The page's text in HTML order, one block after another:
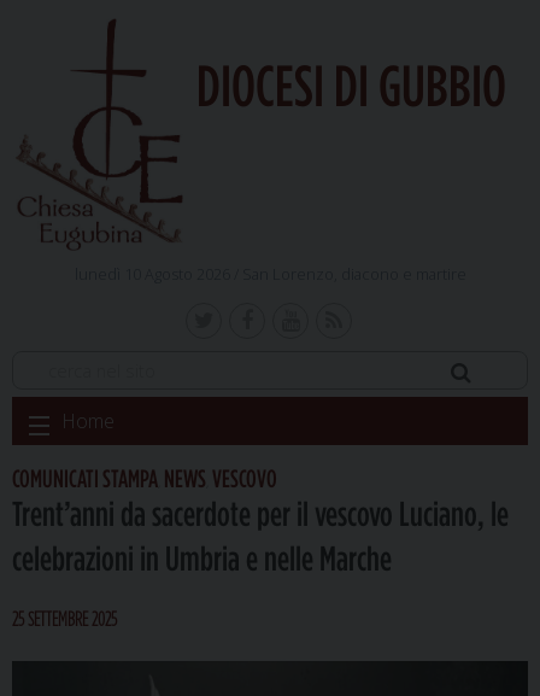
DIOCESI DI GUBBIO
Skip
to
content
Home
COMUNICATI STAMPA NEWS VESCOVO
Trent’anni da sacerdote per il vescovo Luciano, le
celebrazioni in Umbria e nelle Marche
25 SETTEMBRE 2025